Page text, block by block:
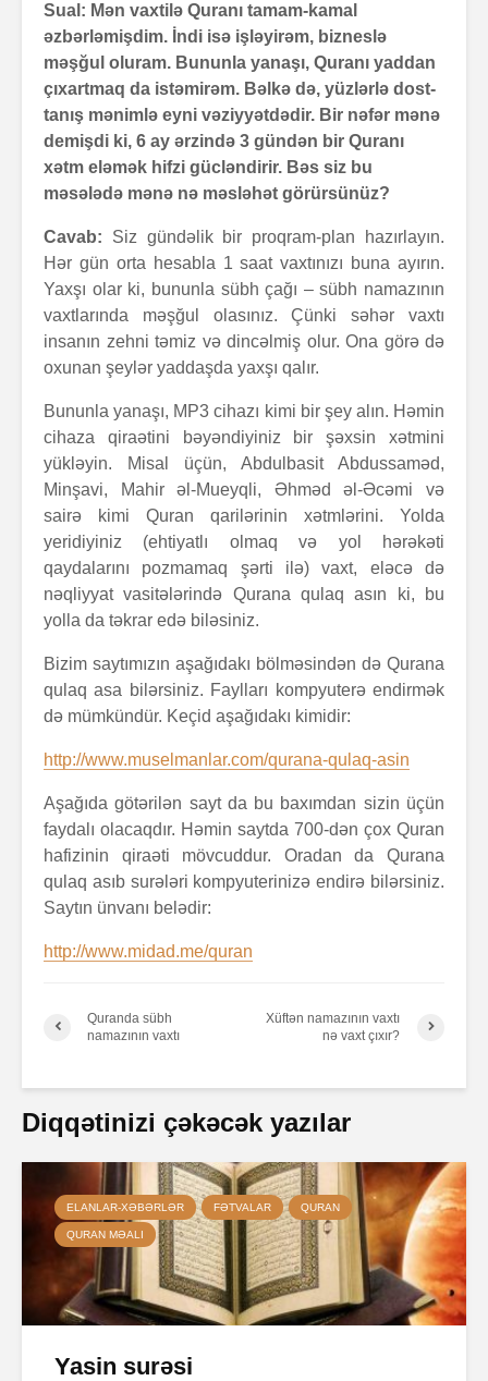
Sual: Mən vaxtilə Quranı tamam-kamal
əzbərləmişdim. İndi isə işləyirəm, bizneslə
məşğul oluram. Bununla yanaşı, Quranı yaddan
çıxartmaq da istəmirəm. Bəlkə də, yüzlərlə dost-
tanış mənimlə eyni vəziyyətdədir. Bir nəfər mənə
demişdi ki, 6 ay ərzində 3 gündən bir Quranı
xətm eləmək hifzi gücləndirir. Bəs siz bu
məsələdə mənə nə məsləhət görürsünüz?
Cavab: Siz gündəlik bir proqram-plan hazırlayın.
Hər gün orta hesabla 1 saat vaxtınızı buna ayırın.
Yaxşı olar ki, bununla sübh çağı – sübh namazının
vaxtlarında məşğul olasınız. Çünki səhər vaxtı
insanın zehni təmiz və dincəlmiş olur. Ona görə də
oxunan şeylər yaddaşda yaxşı qalır.
Bununla yanaşı, MP3 cihazı kimi bir şey alın. Həmin
cihaza qiraətini bəyəndiyiniz bir şəxsin xətmini
yükləyin. Misal üçün, Abdulbasit Abdussaməd,
Minşavi, Mahir əl-Mueyqli, Əhməd əl-Əcəmi və
sairə kimi Quran qarilərinin xətmlərini. Yolda
yeridiyiniz (ehtiyatlı olmaq və yol hərəkəti
qaydalarını pozmamaq şərti ilə) vaxt, eləcə də
nəqliyyat vasitələrində Qurana qulaq asın ki, bu
yolla da təkrar edə biləsiniz.
Bizim saytımızın aşağıdakı bölməsindən də Qurana
qulaq asa bilərsiniz. Faylları kompyuterə endirmək
də mümkündür. Keçid aşağıdakı kimidir:
http://www.muselmanlar.com/qurana-qulaq-asin
Aşağıda götərilən sayt da bu baxımdan sizin üçün
faydalı olacaqdır. Həmin saytda 700-dən çox Quran
hafizinin qiraəti mövcuddur. Oradan da Qurana
qulaq asıb surələri kompyuterinizə endirə bilərsiniz.
Saytın ünvanı belədir:
http://www.midad.me/quran
Quranda sübh
namazının vaxtı
Xüftən namazının vaxtı
nə vaxt çıxır?
Diqqətinizi çəkəcək yazılar
ELANLAR-XƏBƏRLƏR FƏTVALAR QURAN
QURAN MƏALI
Yasin surəsi